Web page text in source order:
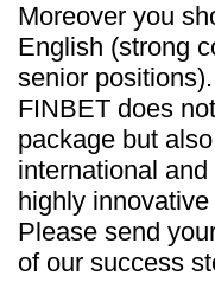
Moreover you
English (strong
senior positions).
FINBET does
package but
international
highly
Please send
of our success